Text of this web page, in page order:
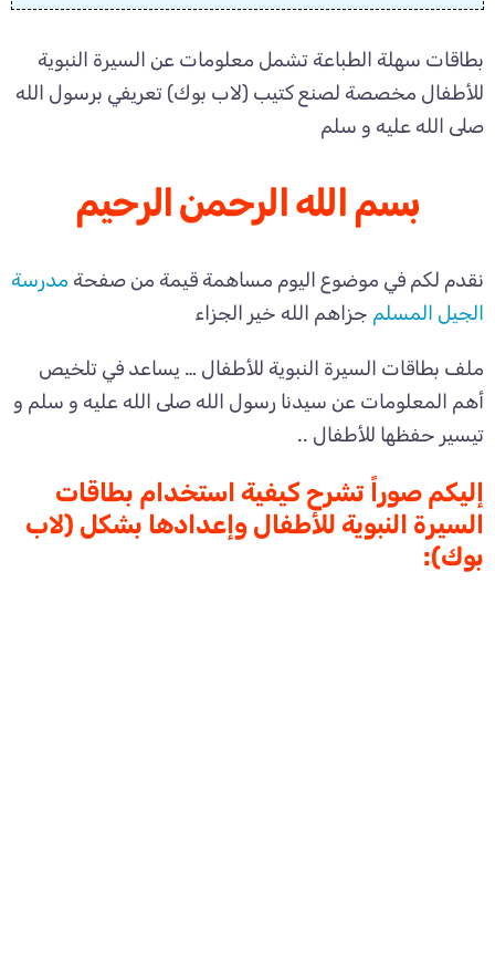
بطاقات سهلة الطباعة تشمل معلومات عن السيرة النبوية
للأطفال مخصصة لصنع كتيب (لاب بوك) تعريفي برسول الله
صلى الله عليه و سلم
بسم الله الرحمن الرحيم
نقدم لكم في موضوع اليوم مساهمة قيمة من صفحة مدرسة
الجيل المسلم جزاهم الله خير الجزاء
ملف بطاقات السيرة النبوية للأطفال … يساعد في تلخيص
أهم المعلومات عن سيدنا رسول الله صلى الله عليه و سلم و
تيسير حفظها للأطفال ..
إليكم صوراً تشرح كيفية استخدام بطاقات
السيرة النبوية للأطفال وإعدادها بشكل (لاب
بوك):